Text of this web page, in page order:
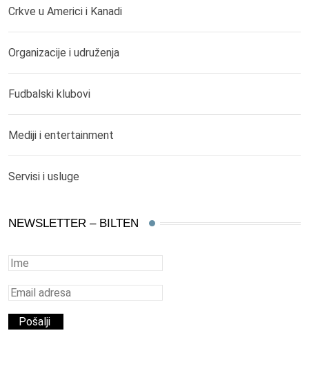
Crkve u Americi i Kanadi
Organizacije i udruženja
Fudbalski klubovi
Mediji i entertainment
Servisi i usluge
NEWSLETTER – BILTEN